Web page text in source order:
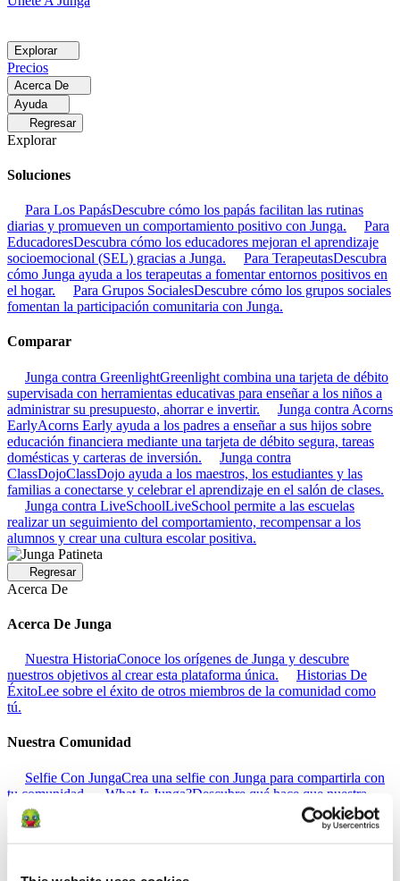
Explorar
Precios
Acerca De
Ayuda
Regresar
Explorar
Soluciones
Para Los PapásDescubre cómo los papás facilitan las rutinas
diarias y promueven un comportamiento positivo con Junga.
Para
EducadoresDescubra cómo los educadores mejoran el aprendizaje
socioemocional (SEL) gracias a Junga.
Para TerapeutasDescubra
cómo Junga ayuda a los terapeutas a fomentar entornos positivos en
el hogar.
Para Grupos SocialesDescubre cómo los grupos sociales
fomentan la participación comunitaria con Junga.
Comparar
Junga contra GreenlightGreenlight combina una tarjeta de débito
supervisada con herramientas educativas para enseñar a los niños a
administrar su presupuesto, ahorrar e invertir.
Junga contra Acorns
EarlyAcorns Early ayuda a los padres a enseñar a sus hijos sobre
educación financiera mediante una tarjeta de débito segura, tareas
domésticas y carteras de inversión.
Junga contra
ClassDojoClassDojo ayuda a los maestros, los estudiantes y las
familias a conectarse y celebrar el aprendizaje en el salón de clases.
Junga contra LiveSchoolLiveSchool permite a las escuelas
realizar un seguimiento del comportamiento, recompensar a los
alumnos y crear una cultura escolar positiva.
Regresar
Acerca De
Acerca De Junga
Nuestra HistoriaConoce los orígenes de Junga y descubre
nuestros objetivos al crear esta plataforma única.
Historias De
ÉxitoLee sobre el éxito de otros miembros de la comunidad como
tú.
Nuestra Comunidad
Selfie Con JungaCrea una selfie con Junga para compartirla con
tu comunidad.
What Is Junga?Descubre qué hace que nuestra
plataforma sea tan especial.
Regresar